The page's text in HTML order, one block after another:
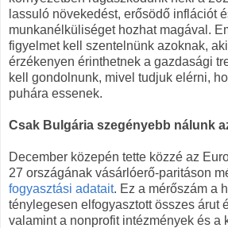
lassuló növekedést, erősödő inflációt
munkanélküliséget hozhat magával.
figyelmet kell szentelnünk azoknak,
érzékenyen érinthetnek a gazdasági
kell gondolnunk, mivel tudjuk elérni,
puhára essenek.
Csak Bulgária szegényebb nálunk
December közepén tette közzé az
27 országának vásárlóerő-paritáson
fogyasztási adatait. Ez a mérőszám a
ténylegesen elfogyasztott összes árut
valamint a nonprofit intézmények és a